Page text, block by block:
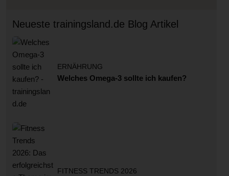
Neueste trainingsland.de Blog Artikel
ERNÄHRUNG
Welches Omega-3 sollte ich kaufen?
FITNESS TRENDS 2026